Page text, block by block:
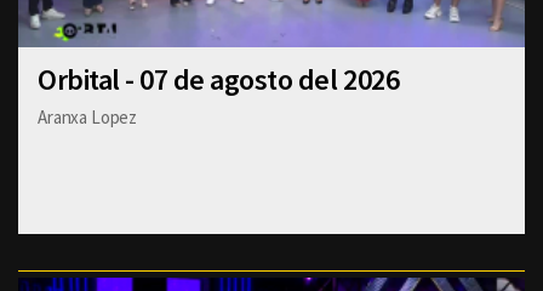
Orbital - 07 de agosto del 2026
Aranxa Lopez